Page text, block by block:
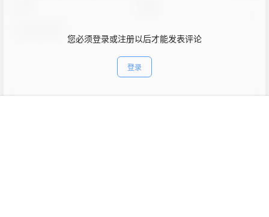
您必须登录或注册以后才能发表评论
登录